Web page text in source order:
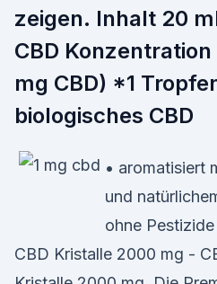
zeigen. Inhalt 20
CBD
mg CBD) *1
biologisches CBD
• aromatisiert
und
ohne
CBD Kristalle 2000 mg -